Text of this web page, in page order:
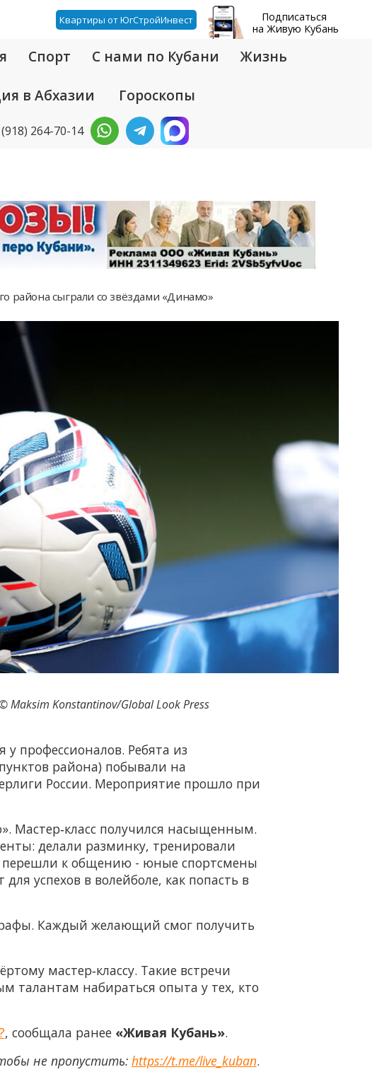
Квартиры от ЮгСтройИнвест
Подписаться
на Живую Кубань
Спорт С нами по Кубани Жизнь
в Абхазии Гороскопы
264-70-14
района сыграли со звёздами «Динамо»
Maksim Konstantinov/Global Look Press
профессионалов. Ребята из
района) побывали на
России. Мероприятие прошло при
Мастер‑класс получился насыщенным.
делали разминку, тренировали
перешли к общению - юные спортсмены
успехов в волейболе, как попасть в
Каждый желающий смог получить
мастер‑классу. Такие встречи
талантам набираться опыта у тех, кто
, сообщала ранее «Живая Кубань».
не пропустить: https://t.me/live_kuban.